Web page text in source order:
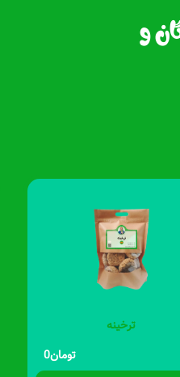
و
ترخینه
تومان0